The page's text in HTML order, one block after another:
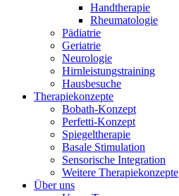
Handtherapie
Rheumatologie
Pädiatrie
Geriatrie
Neurologie
Hirnleistungstraining
Hausbesuche
Therapiekonzepte
Bobath-Konzept
Perfetti-Konzept
Spiegeltherapie
Basale Stimulation
Sensorische Integration
Weitere Therapiekonzepte
Über uns